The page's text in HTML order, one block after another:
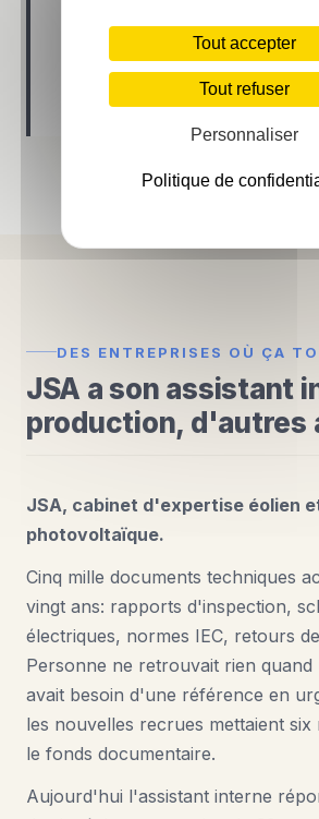
plutôt un chantier de
préalable. Vous gardez le
calendrier et de
DES ENTREPRISES OÙ ÇA
JSA a son assistant
production, d'autres
JSA, cabinet d'expertise éolien
photovoltaïque.
Cinq mille documents techniques
vingt ans: rapports d'inspection,
électriques, normes IEC, retours
Personne ne retrouvait rien quand
avait besoin d'une référence en
les nouvelles recrues mettaient six
le fonds documentaire.
Aujourd'hui l'assistant interne
Tout accepter
Tout refuser
Personnaliser
Politique de